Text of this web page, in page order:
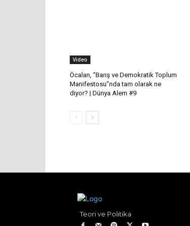
Video
Öcalan, “Barış ve Demokratik Toplum
Manifestosu”nda tam olarak ne
diyor? | Dünya Alem #9
Teori ve Politika